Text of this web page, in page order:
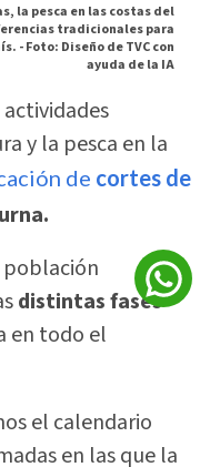
la pesca en las costas del
tradicionales para
-Foto: Diseño de TVC con
ayuda de la IA
y la pesca en la
de cortes de
población
distintas fases
en todo el
el calendario
en las que la